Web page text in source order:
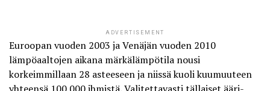
ADVERTISEMENT
Euroopan vuoden 2003 ja Venäjän vuoden 2010
lämpöaaltojen aikana märkälämpötila nousi
korkeimmillaan 28 asteeseen ja niissä kuoli kuumuuteen
yhteensä 100 000 ihmistä. Valitettavasti tällaiset ääri-